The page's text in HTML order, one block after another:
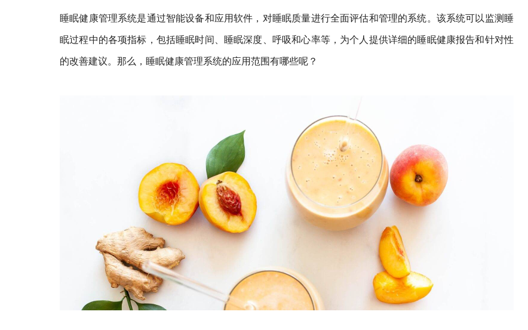
睡眠健康管理系统是通过智能设备和应用软件，对睡眠质量进行全面评估和管理的系统。该系统可以监测睡
眠过程中的各项指标，包括睡眠时间、睡眠深度、呼吸和心率等，为个人提供详细的睡眠健康报告和针对性
的改善建议。那么，睡眠健康管理系统的应用范围有哪些呢？